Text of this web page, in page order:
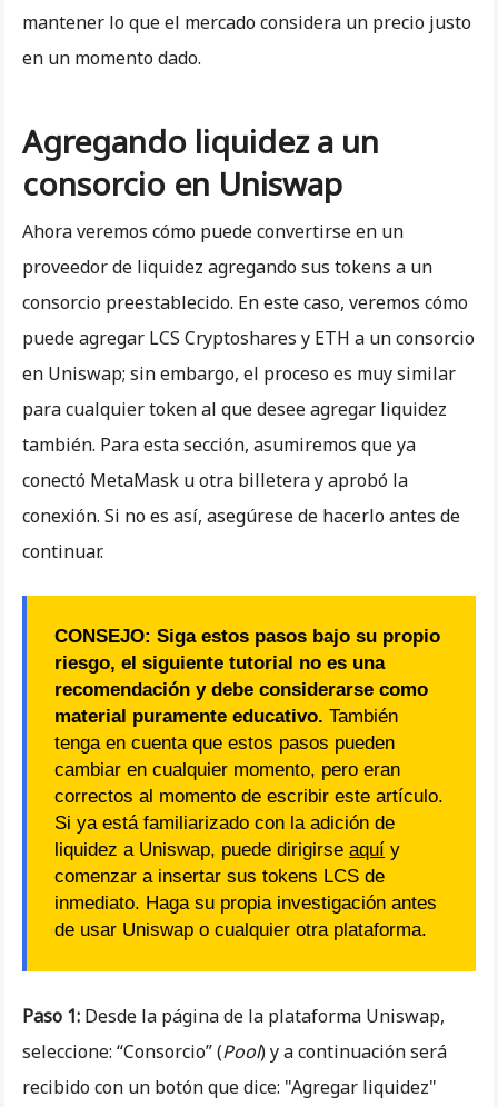
mantener lo que el mercado considera un precio justo
en un momento dado.
Agregando liquidez a un
consorcio en Uniswap
Ahora veremos cómo puede convertirse en un
proveedor de liquidez agregando sus tokens a un
consorcio preestablecido. En este caso, veremos cómo
puede agregar LCS Cryptoshares y ETH a un consorcio
en Uniswap; sin embargo, el proceso es muy similar
para cualquier token al que desee agregar liquidez
también. Para esta sección, asumiremos que ya
conectó MetaMask u otra billetera y aprobó la
conexión. Si no es así, asegúrese de hacerlo antes de
continuar.
CONSEJO: Siga estos pasos bajo su propio
riesgo, el siguiente tutorial no es una
recomendación y debe considerarse como
material puramente educativo. También
tenga en cuenta que estos pasos pueden
cambiar en cualquier momento, pero eran
correctos al momento de escribir este artículo.
Si ya está familiarizado con la adición de
liquidez a Uniswap, puede dirigirse aquí y
comenzar a insertar sus tokens LCS de
inmediato. Haga su propia investigación antes
de usar Uniswap o cualquier otra plataforma.
Paso 1: Desde la página de la plataforma Uniswap,
seleccione: “Consorcio” (Pool) y a continuación será
recibido con un botón que dice: "Agregar liquidez"